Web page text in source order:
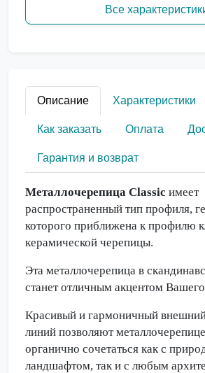
Все
Описание Характеристики
Как заказать Оплата
Гарантия и возврат
Металлочерепица Classic имеет
распространенный тип профиля,
которого приближена к профилю
керамической черепицы.
Эта металлочерепица в
станет отличным акцентом
Красивый и гармоничный
линий позволяют
органично сочетаться как с
ландшафтом, так и с любым